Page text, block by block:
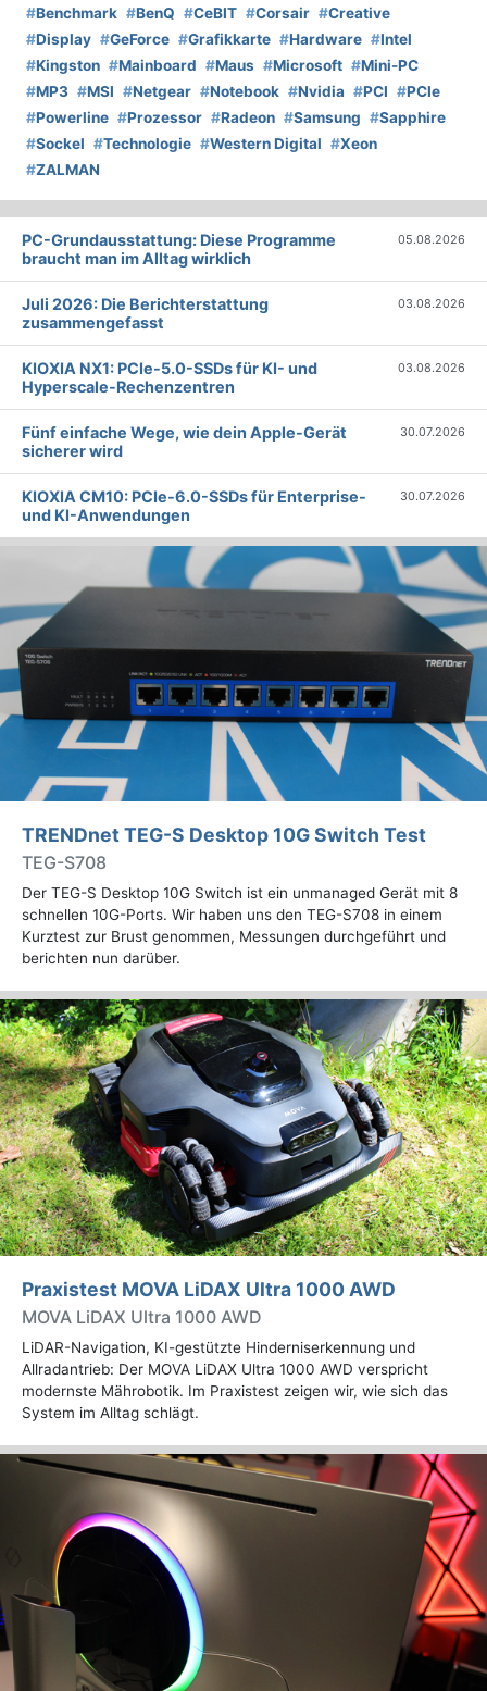
#Benchmark #BenQ #CeBIT #Corsair #Creative
#Display #GeForce #Grafikkarte #Hardware #Intel
#Kingston #Mainboard #Maus #Microsoft #Mini-PC
#MP3 #MSI #Netgear #Notebook #Nvidia #PCI #PCIe
#Powerline #Prozessor #Radeon #Samsung #Sapphire
#Sockel #Technologie #Western Digital #Xeon
#ZALMAN
PC-Grundausstattung: Diese Programme
braucht man im Alltag wirklich
05.08.2026
Juli 2026: Die Bericht­erstattung
zusammengefasst
03.08.2026
KIOXIA NX1: PCIe-5.0-SSDs für KI- und
Hyperscale-Rechenzentren
03.08.2026
Fünf einfache Wege, wie dein Apple-Gerät
sicherer wird
30.07.2026
KIOXIA CM10: PCIe-6.0-SSDs für Enterprise-
und KI-Anwendungen
30.07.2026
TRENDnet TEG-S Desktop 10G Switch Test
TEG-S708
Der TEG-S Desktop 10G Switch ist ein unmanaged Gerät mit 8
schnellen 10G-Ports. Wir haben uns den TEG-S708 in einem
Kurztest zur Brust genommen, Messungen durchgeführt und
berichten nun darüber.
Praxistest MOVA LiDAX Ultra 1000 AWD
MOVA LiDAX Ultra 1000 AWD
LiDAR-Navigation, KI-gestützte Hinderniserkennung und
Allradantrieb: Der MOVA LiDAX Ultra 1000 AWD verspricht
modernste Mährobotik. Im Praxistest zeigen wir, wie sich das
System im Alltag schlägt.